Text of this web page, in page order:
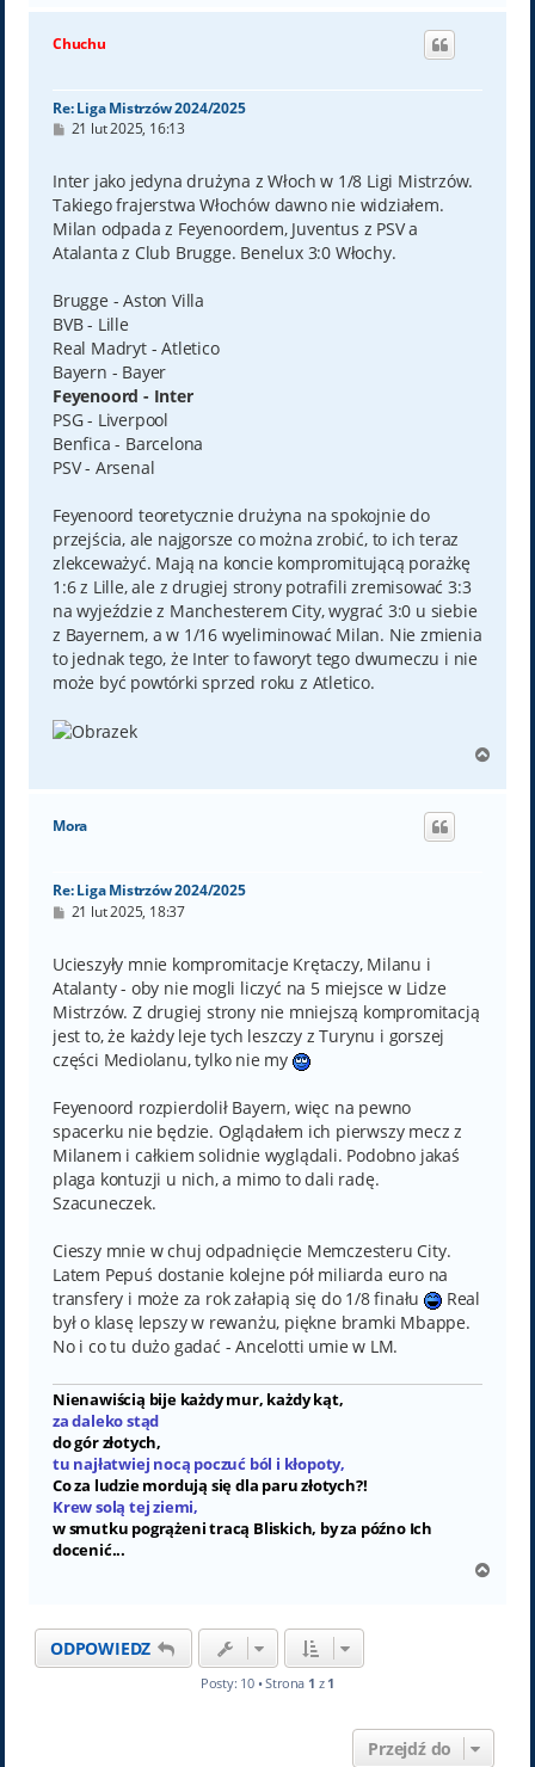
g
Chuchu
Re: Liga Mistrzów 2024/2025
P
t
21 lut 2025, 16:13
Inter jako jedyna drużyna z Włoch w 1/8 Ligi Mistrzów.
Takiego frajerstwa Włochów dawno nie widziałem.
Milan odpada z Feyenoordem, Juventus z PSV a
Atalanta z Club Brugge. Benelux 3:0 Włochy.
Brugge - Aston Villa
BVB - Lille
Real Madryt - Atletico
Bayern - Bayer
Feyenoord - Inter
PSG - Liverpool
Benfica - Barcelona
PSV - Arsenal
Feyenoord teoretycznie drużyna na spokojnie do
przejścia, ale najgorsze co można zrobić, to ich teraz
zlekceważyć. Mają na koncie kompromitującą porażkę
1:6 z Lille, ale z drugiej strony potrafili zremisować 3:3
na wyjeździe z Manchesterem City, wygrać 3:0 u siebie
z Bayernem, a w 1/16 wyeliminować Milan. Nie zmienia
to jednak tego, że Inter to faworyt tego dwumeczu i nie
może być powtórki sprzed roku z Atletico.
g
Mora
Re: Liga Mistrzów 2024/2025
P
t
21 lut 2025, 18:37
Ucieszyły mnie kompromitacje Krętaczy, Milanu i
Atalanty - oby nie mogli liczyć na 5 miejsce w Lidze
Mistrzów. Z drugiej strony nie mniejszą kompromitacją
jest to, że każdy leje tych leszczy z Turynu i gorszej
części Mediolanu, tylko nie my
Feyenoord rozpierdolił Bayern, więc na pewno
spacerku nie będzie. Oglądałem ich pierwszy mecz z
Milanem i całkiem solidnie wyglądali. Podobno jakaś
plaga kontuzji u nich, a mimo to dali radę.
Szacuneczek.
Cieszy mnie w chuj odpadnięcie Memczesteru City.
Latem Pepuś dostanie kolejne pół miliarda euro na
transfery i może za rok załapią się do 1/8 finału
Real
był o klasę lepszy w rewanżu, piękne bramki Mbappe.
No i co tu dużo gadać - Ancelotti umie w LM.
Nienawiścią bije każdy mur, każdy kąt,
za daleko stąd
do gór złotych,
tu najłatwiej nocą poczuć ból i kłopoty,
Co za ludzie mordują się dla paru złotych?!
Krew solą tej ziemi,
w smutku pogrążeni tracą Bliskich, by za późno Ich
docenić...
ODPOWIEDZ
Posty: 10 • Strona 1 z 1
Przejdź do